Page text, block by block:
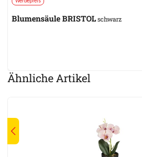
Blumensäule BRISTOLschwarz
Ähnliche Artikel